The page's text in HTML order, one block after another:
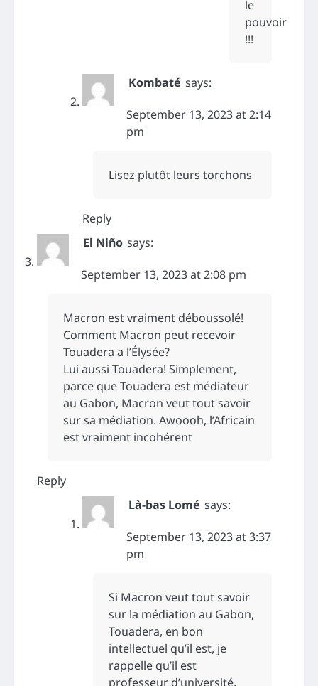
le
pouvoir
!!!
Kombaté says:
September 13, 2023 at 2:14
pm
Lisez plutôt leurs torchons
Reply
El Niño says:
September 13, 2023 at 2:08 pm
Macron est vraiment déboussolé!
Comment Macron peut recevoir
Touadera a l’Élysée?
Lui aussi Touadera! Simplement,
parce que Touadera est médiateur
au Gabon, Macron veut tout savoir
sur sa médiation. Awoooh, l’Africain
est vraiment incohérent
Reply
Là-bas Lomé says:
September 13, 2023 at 3:37
pm
Si Macron veut tout savoir
sur la médiation au Gabon,
Touadera, en bon
intellectuel qu’il est, je
rappelle qu’il est
professeur d’université,